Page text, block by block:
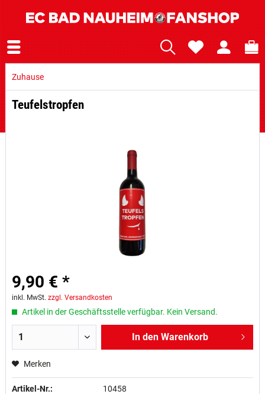
Zuhause
Teufelstropfen
9,90 € *
inkl. MwSt. zzgl. Versandkosten
Artikel in der Geschäftsstelle verfügbar. Kein Versand.
In den Warenkorb
Merken
Artikel-Nr.: 10458